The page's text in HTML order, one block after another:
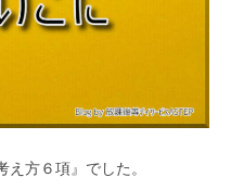
方６項』でした。